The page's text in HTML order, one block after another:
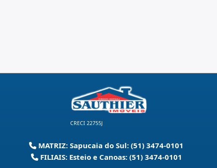
CRECI 22755J
MATRIZ: Sapucaia do Sul: (51) 3474-0101
FILIAIS: Esteio e Canoas: (51) 3474-0101